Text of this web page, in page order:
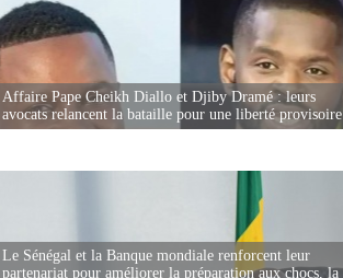
Affaire Pape Cheikh Diallo et Djiby Dramé : leurs
avocats relancent la bataille pour une liberté provisoire
Le Sénégal et la Banque mondiale renforcent leur
partenariat pour améliorer la préparation aux chocs, la